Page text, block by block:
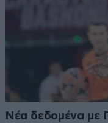
Νέα δεδομένα με